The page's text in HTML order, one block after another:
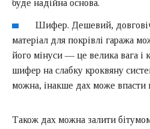
буде надійна основа.
Шифер. Дешевий,
матеріал для покрівлі гаража
його мінуси — це велика вага і
шифер на слабку кроквяну
можна, інакше дах може впасти
Також дах можна залити